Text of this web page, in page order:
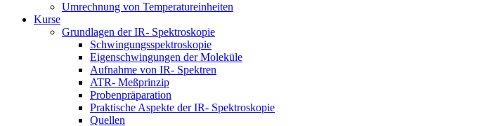
Umrechnung von Temperatureinheiten
Kurse
Grundlagen der IR- Spektroskopie
Schwingungsspektroskopie
Eigenschwingungen der Moleküle
Aufnahme von IR- Spektren
ATR- Meßprinzip
Probenpräparation
Praktische Aspekte der IR- Spektroskopie
Quellen